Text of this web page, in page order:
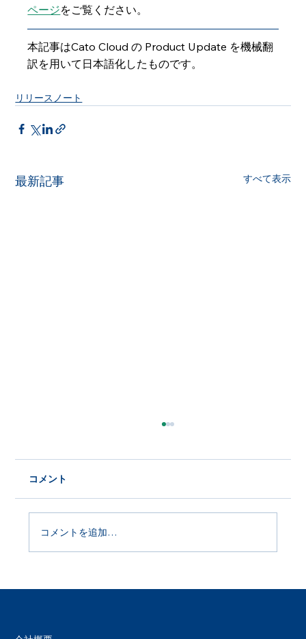
ページをご覧ください。
本記事はCato Cloud の Product Update を機械翻
訳を用いて日本語化したものです。
リリースノート
最新記事 すべて表示
Product Update 2026年6月29日
コメント
コメントを追加…